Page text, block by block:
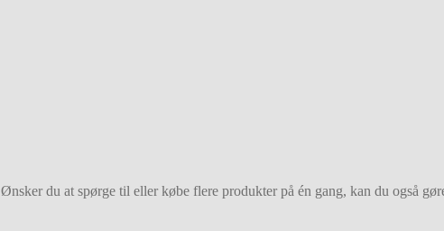
Ønsker du at spørge til eller købe flere produkter på én gang, kan du også